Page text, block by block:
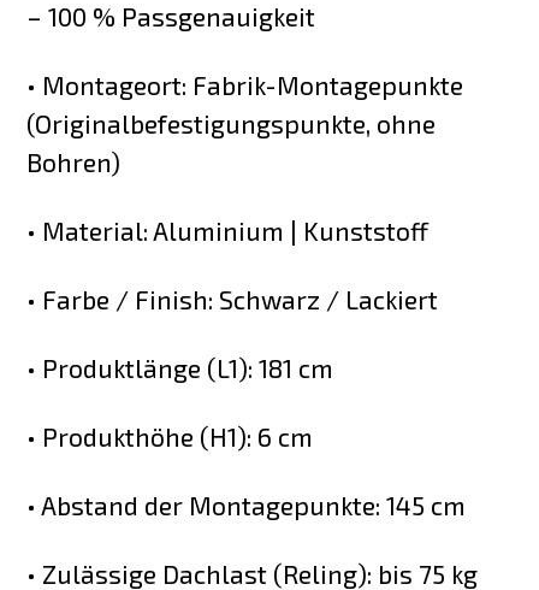
– 100 % Passgenauigkeit
• Montageort: Fabrik-Montagepunkte
(Originalbefestigungspunkte, ohne
Bohren)
• Material: Aluminium | Kunststoff
• Farbe / Finish: Schwarz / Lackiert
• Produktlänge (L1): 181 cm
• Produkthöhe (H1): 6 cm
• Abstand der Montagepunkte: 145 cm
• Zulässige Dachlast (Reling): bis 75 kg